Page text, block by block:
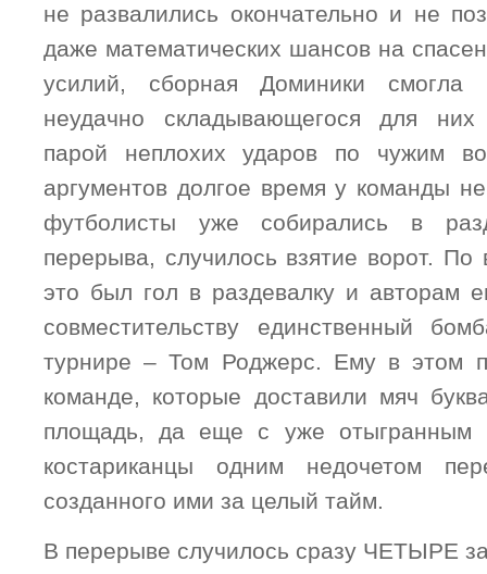
не развалились окончательно и не
даже математических шансов на
усилий, сборная Доминики смогла
неудачно складывающегося для них
парой неплохих ударов по чужим
аргументов долгое время у команды
футболисты уже собирались в
перерыва, случилось взятие ворот.
это был гол в раздевалку и авторам
совместительству единственный
турнире – Том Роджерс. Ему в этом
команде, которые доставили мяч
площадь, да еще с уже отыгранным
костариканцы одним недочетом
созданного ими за целый тайм.
В перерыве случилось сразу ЧЕТЫРЕ